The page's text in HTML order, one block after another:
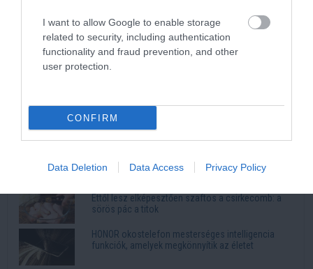
I want to allow Google to enable storage
related to security, including authentication
functionality and fraud prevention, and other
user protection.
CONFIRM
Data Deletion Data Access Privacy Policy
Kiszárad Magyarország: a talajban dőlhet el a
vízválság
5 görög recept, amely mellett az egészséges étel
sem tűnik lemondásnak
Ettől lesz elképesztően szaftos a csirkecomb: a
sörös pác a titok
HONOR okostelefon mesterséges intelligencia
funkciók, amelyek megkönnyítik az életet